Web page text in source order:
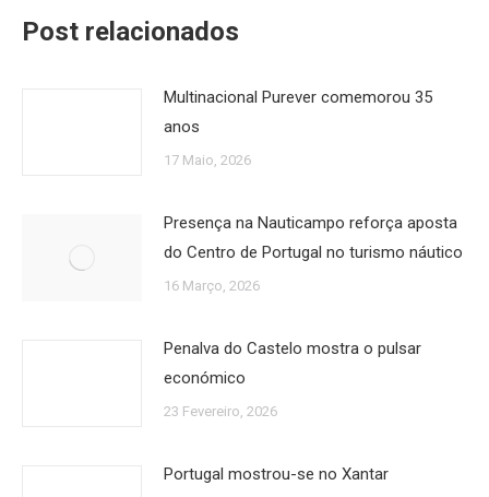
Post relacionados
Multinacional Purever comemorou 35
anos
17 Maio, 2026
Presença na Nauticampo reforça aposta
do Centro de Portugal no turismo náutico
16 Março, 2026
Penalva do Castelo mostra o pulsar
económico
23 Fevereiro, 2026
Portugal mostrou-se no Xantar